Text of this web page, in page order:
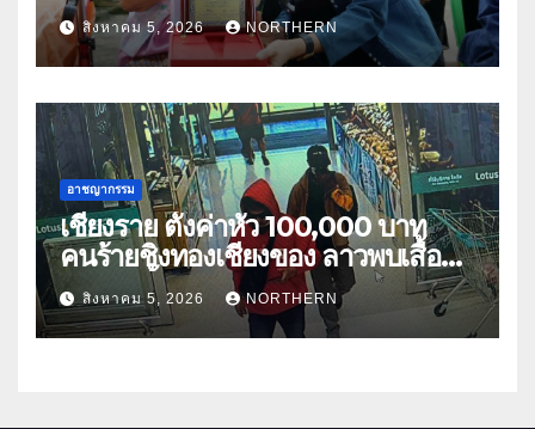
เนตร” ตำบลบ้านกร่าง อำเภอเมือง
สิงหาคม 5, 2026 NORTHERN
อาชญากรรม
เชียงราย ตั้งค่าหัว 100,000 บาท
คนร้ายชิงทองเชียงของ ลาวพบเสื้อผ้า
คนร้ายตั้งจุดตรวจตามเส้นทาง
สิงหาคม 5, 2026 NORTHERN